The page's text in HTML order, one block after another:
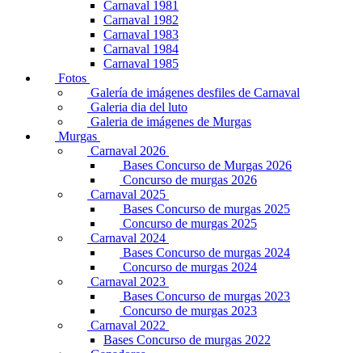
Carnaval 1981
Carnaval 1982
Carnaval 1983
Carnaval 1984
Carnaval 1985
Fotos
Galería de imágenes desfiles de Carnaval
Galeria dia del luto
Galeria de imágenes de Murgas
Murgas
Carnaval 2026
Bases Concurso de Murgas 2026
Concurso de murgas 2026
Carnaval 2025
Bases Concurso de murgas 2025
Concurso de murgas 2025
Carnaval 2024
Bases Concurso de murgas 2024
Concurso de murgas 2024
Carnaval 2023
Bases Concurso de murgas 2023
Concurso de murgas 2023
Carnaval 2022
Bases Concurso de murgas 2022